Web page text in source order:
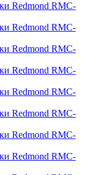
Redmond RMC-
Redmond RMC-
Redmond RMC-
Redmond RMC-
Redmond RMC-
Redmond RMC-
Redmond RMC-
Redmond RMC-